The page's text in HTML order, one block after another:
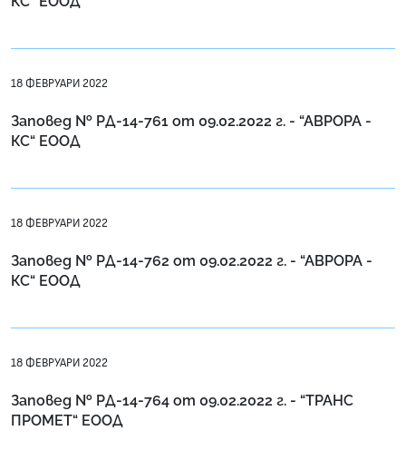
18 ФЕВРУАРИ 2022
Заповед № РД-14-761 от 09.02.2022 г. - “АВРОРА -
КС“ ЕООД
18 ФЕВРУАРИ 2022
Заповед № РД-14-762 от 09.02.2022 г. - “АВРОРА -
КС“ ЕООД
18 ФЕВРУАРИ 2022
Заповед № РД-14-764 от 09.02.2022 г. - “ТРАНС
ПРОМЕТ“ ЕООД